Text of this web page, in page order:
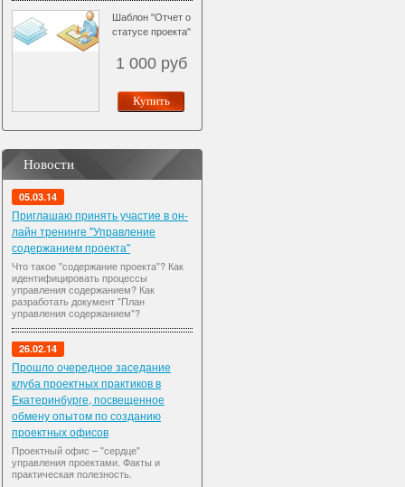
Шаблон "Отчет о
статусе проекта"
1 000 руб
Купить
Новости
05.03.14
Приглашаю принять участие в он-
лайн тренинге "Управление
содержанием проекта"
Что такое "содержание проекта"? Как
идентифицировать процессы
управления содержанием? Как
разработать документ "План
управления содержанием"?
26.02.14
Прошло очередное заседание
клуба проектных практиков в
Екатеринбурге, посвещенное
обмену опытом по созданию
проектных офисов
Проектный офис – "сердце"
управления проектами. Факты и
практическая полезность.